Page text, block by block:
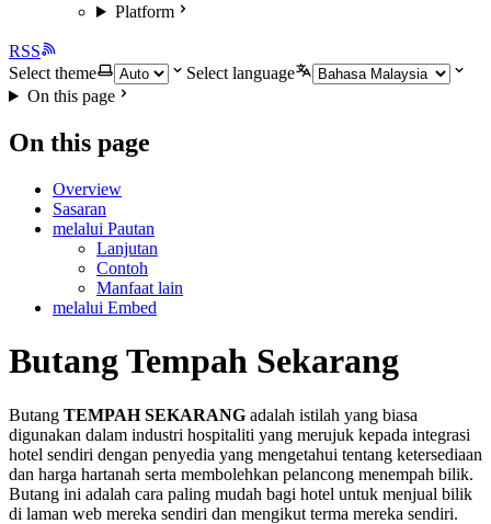
Platform
RSS
Select theme
Select language
On this page
On this page
Overview
Sasaran
melalui Pautan
Lanjutan
Contoh
Manfaat lain
melalui Embed
Butang Tempah Sekarang
Butang TEMPAH SEKARANG adalah istilah yang biasa
digunakan dalam industri hospitaliti yang merujuk kepada integrasi
hotel sendiri dengan penyedia yang mengetahui tentang ketersediaan
dan harga hartanah serta membolehkan pelancong menempah bilik.
Butang ini adalah cara paling mudah bagi hotel untuk menjual bilik
di laman web mereka sendiri dan mengikut terma mereka sendiri.